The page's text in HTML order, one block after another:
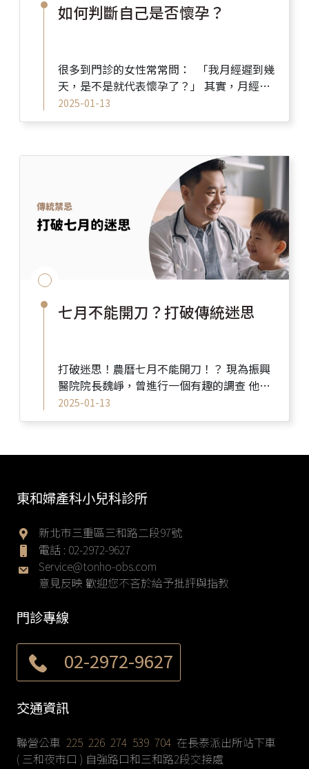
如何判斷自己是否懷孕？
很多到門診的女性常常問： 「我月經遲到幾
天，是不是就代表懷孕了？」 其實，月經延
遲只是可能懷孕的初步線索， 如果妳最近覺
得身體出現一些奇...
2025-01-13
七月不能開刀？打破傳統迷思
打破迷思！農曆七月不能開刀！？ 現為振興
醫院院長魏崢，曾進行一個有趣的調查 他統
計了五年內來醫院接受心臟手術的病患 發現
在農曆七月接受手術...
2025-01-13
東和婦產科小兒科診所
新北市三重區三和路二段97號
電話 : 02-2972-9627
Service@tonho-obs.com
意見反映 歡迎您不吝於給予批評與指教
門診專線
02-2972-9627
交通資訊
聯營公車 225 226 274 539 704 在長泰派出所站下車
( 三和夜市口 ) 自強路口和三和路2段交接處